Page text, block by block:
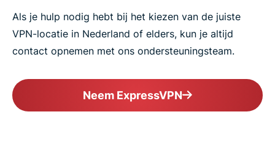
Als je hulp nodig hebt bij het kiezen van de juiste
VPN-locatie in Nederland of elders, kun je altijd
contact opnemen met ons ondersteuningsteam.
Neem ExpressVPN